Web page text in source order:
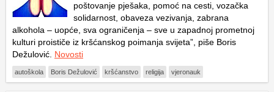
poštovanje pješaka, pomoć na cesti, vozačka
solidarnost, obaveza vezivanja, zabrana
alkohola – uopće, sva ograničenja – sve u zapadnoj prometnoj
kulturi proističe iz kršćanskog poimanja svijeta”, piše Boris
Dežulović. Novosti
autoškola Boris Dežulović kršćanstvo religija vjeronauk